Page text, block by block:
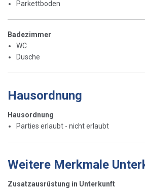
Parkettboden
Badezimmer
WC
Dusche
Hausordnung
Hausordnung
Parties erlaubt - nicht erlaubt
Weitere Merkmale
Zusatzausrüstung in Unterkunft